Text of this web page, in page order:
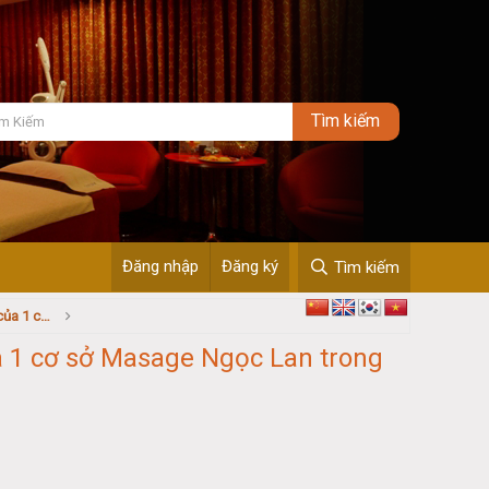
Đăng nhập Đăng ký Tìm kiếm
Sự trãi nghiệm khá hoàn hảo và đầy tinh tế của 1 cơ sở Masage Ngọc Lan trong hệ thống Masage Vua.... đặc biệt là bé KTV 01 rất nhiệt tình nhé.
cơ sở Masage Ngọc Lan trong